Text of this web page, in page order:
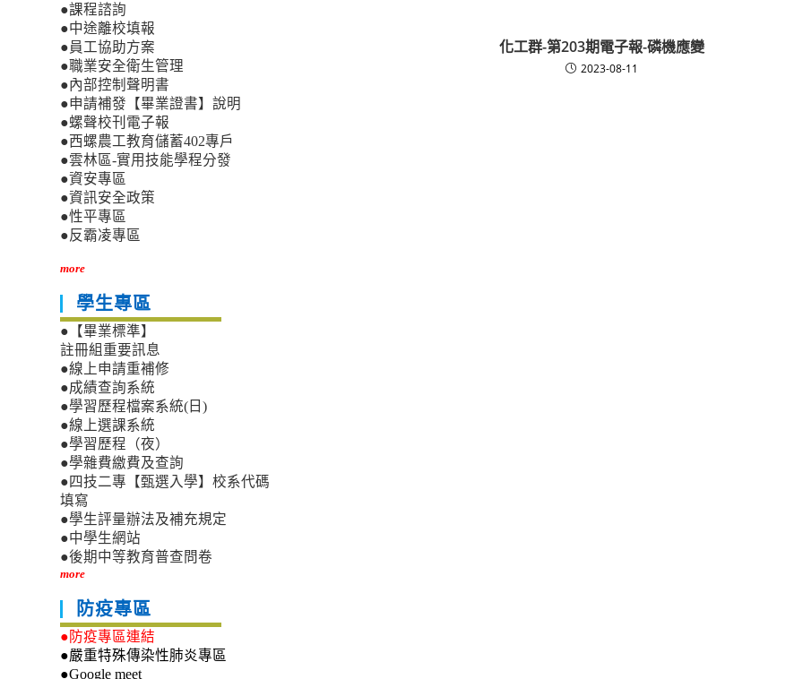
化工群-第203期電子報-磷機應變
2023-08-11
●課程諮詢
●中途離校填報
●員工協助方案
●職業安全衛生管理
●內部控制聲明書
●申請補發【畢業證書】說明
●螺聲校刊電子報
●西螺農工教育儲蓄402專戶
●雲林區-實用技能學程分發
●資安專區
●資訊安全政策
●性平專區
●反霸凌專區
more
學生專區
●【畢業標準】
註冊組重要訊息
●線上申請重補修
●成績查詢系統
●學習歷程檔案系統(日)
●線上選課系統
●學習歷程（夜）
●學雜費繳費及查詢
●四技二專【甄選入學】校系代碼
填寫
●學生評量辦法及補充規定
●中學生網站
●後期中等教育普查問卷
more
防疫專區
●防疫專區連結
●嚴重特殊傳染性肺炎專區
●Google meet